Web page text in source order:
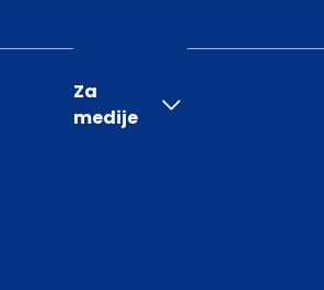
Za
medije